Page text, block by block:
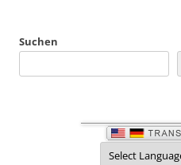
Suchen